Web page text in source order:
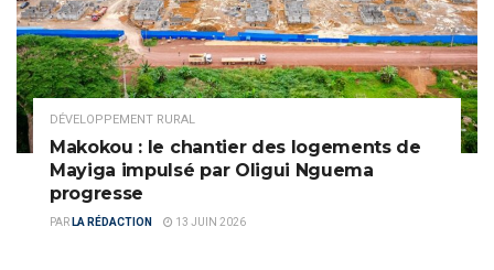
DÉVELOPPEMENT RURAL
Makokou : le chantier des logements de
Mayiga impulsé par Oligui Nguema
progresse
PAR LA RÉDACTION 13 JUIN 2026